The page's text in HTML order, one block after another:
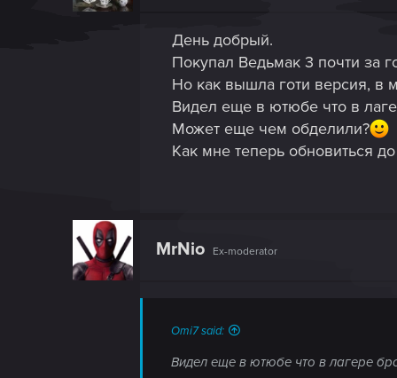
День добрый.
Покупал Ведьмак 3 почти за
Но как вышла готи версия, в
Видел еще в ютюбе что в
Может еще чем обделили?
Как мне теперь обновиться до
MrNio Ex-moderator
Omi7 said:
Видел еще в ютюбе что в лагере